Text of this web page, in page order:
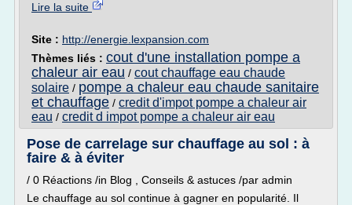
Lire la suite
Site : http://energie.lexpansion.com
Thèmes liés : cout d'une installation pompe a
chaleur air eau / cout chauffage eau chaude
solaire / pompe a chaleur eau chaude sanitaire
et chauffage / credit d'impot pompe a chaleur air
eau / credit d impot pompe a chaleur air eau
Pose de carrelage sur chauffage au sol : à
faire & à éviter
/ 0 Réactions /in Blog , Conseils & astuces /par admin
Le chauffage au sol continue à gagner en popularité. Il